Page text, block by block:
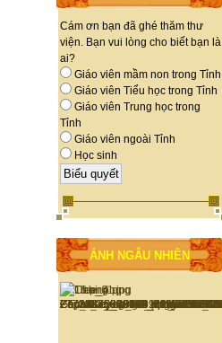
Cám ơn bạn đã ghé thăm thư
viện. Bạn vui lòng cho biết bạn là
ai?
Giáo viên mầm non trong Tỉnh
Giáo viên Tiểu học trong Tỉnh
Giáo viên Trung học trong
Tỉnh
Giáo viên ngoài Tỉnh
Học sinh
ẢNH NGẪU NHIÊN